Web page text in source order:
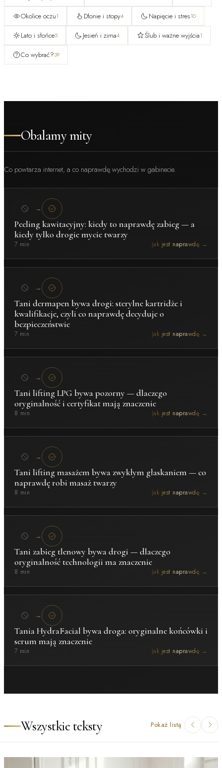
Okolice oczu1 Dłonie i stopy4 Napięcie i stres10
Lato i słońce5 Jesień i zima4 Ślub i ważne wyjścia1
Co wybrać?39
Obalamy mity
Co powtarza internet, a co naprawdę wychodzi w gabinecie.
→
Peeling kawitacyjny: kiedy to naprawdę zabieg — a
kiedy tylko drogie mycie twarzy
7 min Jak jest naprawdę →
→
Tani dermapen bywa drogi: sterylne kartridże i
kwalifikacje, czyli co naprawdę decyduje o
bezpieczeństwie
7 min Jak jest naprawdę →
→
Tani lifting LPG bywa pozorny — dlaczego
oryginalność i certyfikat mają znaczenie
8 min Jak jest naprawdę →
→
Tani lifting masażem bywa zwykłym głaskaniem — co
naprawdę robi masaż twarzy
8 min Jak jest naprawdę →
→
Tani zabieg tlenowy bywa drogi — dlaczego
oryginalność technologii ma znaczenie
8 min Jak jest naprawdę →
→
Tania HydraFacial bywa droga: oryginalne końcówki i
serum mają znaczenie
7 min Jak jest naprawdę →
Wszystkie teksty Pokaż listą